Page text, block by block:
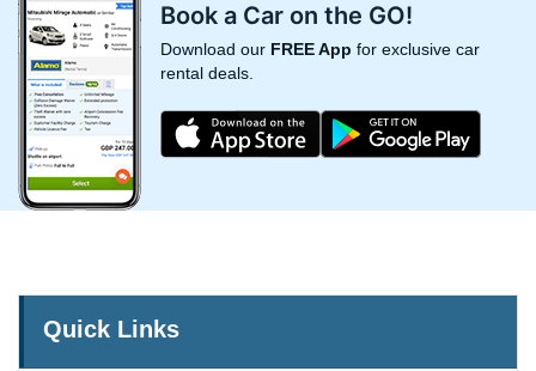
Book a Car on the GO!
Download our FREE App for exclusive car
rental deals.
Quick Links